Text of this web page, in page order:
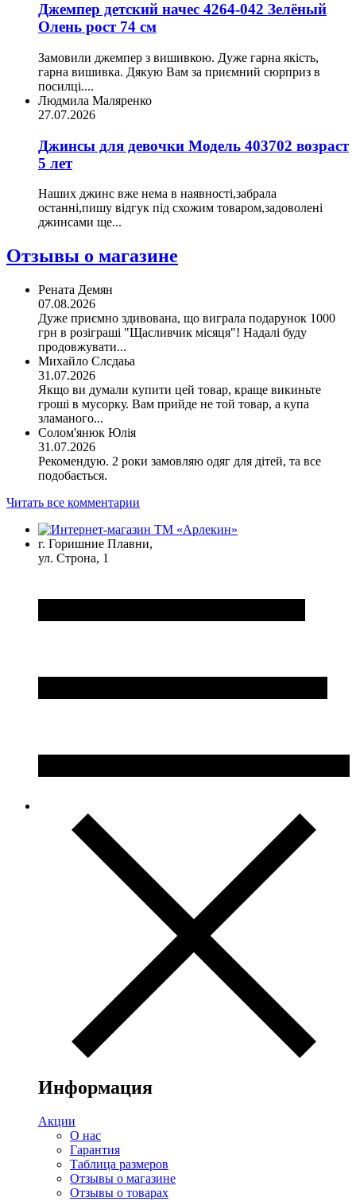
Джемпер детский начес 4264-042 Зелёный
Олень рост 74 см
Замовили джемпер з вишивкою. Дуже гарна якість,
гарна вишивка. Дякую Вам за приємний сюрприз в
посилці....
Людмила Маляренко
27.07.2026
Джинсы для девочки Модель 403702 возраст
5 лет
Наших джинс вже нема в наявності,забрала
останні,пишу відгук під схожим товаром,задоволені
джинсами ще...
Отзывы о магазине
Рената Демян
07.08.2026
Дуже приємно здивована, що виграла подарунок 1000
грн в розіграші "Щасливчик місяця"! Надалі буду
продовжувати...
Михайло Слсдаьа
31.07.2026
Якщо ви думали купити цей товар, краще викиньте
гроші в мусорку. Вам прийде не той товар, а купа
зламаного...
Солом'янюк Юлія
31.07.2026
Рекомендую. 2 роки замовляю одяг для дітей, та все
подобається.
Читать все комментарии
г. Горишние Плавни,
ул. Строна, 1
Информация
Акции
О нас
Гарантия
Таблица размеров
Отзывы о магазине
Отзывы о товарах